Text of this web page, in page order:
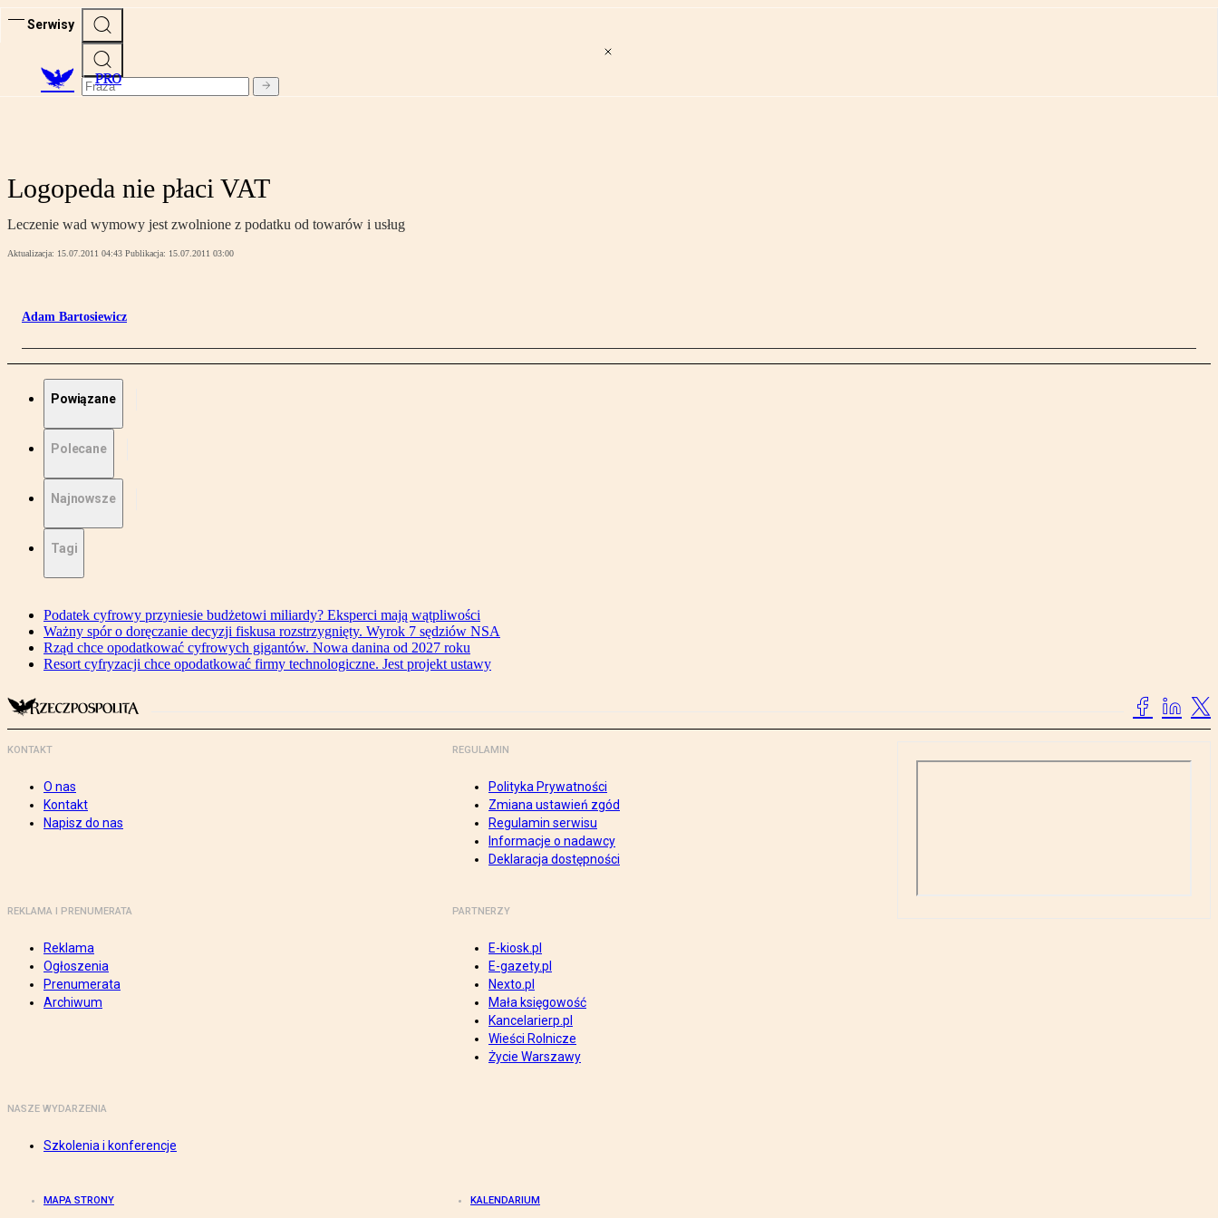
Serwisy
PRO
Logopeda nie płaci VAT
Leczenie wad wymowy jest zwolnione z podatku od towarów i usług
Aktualizacja: 15.07.2011 04:43 Publikacja: 15.07.2011 03:00
Adam Bartosiewicz
Powiązane
Polecane
Najnowsze
Tagi
Podatek cyfrowy przyniesie budżetowi miliardy? Eksperci mają wątpliwości
Ważny spór o doręczanie decyzji fiskusa rozstrzygnięty. Wyrok 7 sędziów NSA
Rząd chce opodatkować cyfrowych gigantów. Nowa danina od 2027 roku
Resort cyfryzacji chce opodatkować firmy technologiczne. Jest projekt ustawy
KONTAKT
O nas
Kontakt
Napisz do nas
REGULAMIN
Polityka Prywatności
Zmiana ustawień zgód
Regulamin serwisu
Informacje o nadawcy
Deklaracja dostępności
REKLAMA I PRENUMERATA
Reklama
Ogłoszenia
Prenumerata
Archiwum
PARTNERZY
E-kiosk.pl
E-gazety.pl
Nexto.pl
Mała księgowość
Kancelarierp.pl
Wieści Rolnicze
Życie Warszawy
NASZE WYDARZENIA
Szkolenia i konferencje
MAPA STRONY KALENDARIUM